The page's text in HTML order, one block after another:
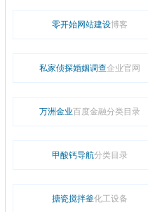
零开始网站建设博客
私家侦探婚姻调查企业官网
万洲金业百度金融分类目录
甲酸钙导航分类目录
搪瓷搅拌釜化工设备